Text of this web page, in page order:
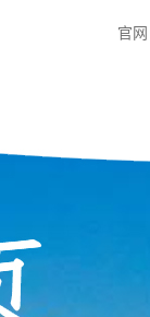
官网